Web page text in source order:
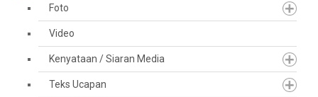
Foto
Video
Kenyataan / Siaran Media
Teks Ucapan